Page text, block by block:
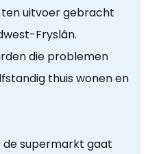
uitvoer gebracht
Fryslân.
die problemen
thuis wonen en
de supermarkt gaat